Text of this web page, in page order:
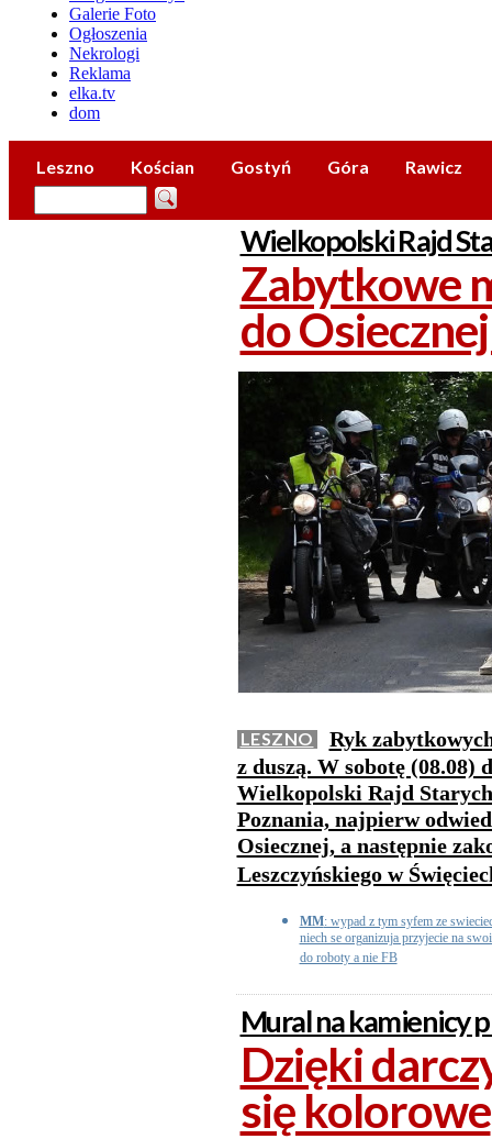
Galerie Foto
Ogłoszenia
Nekrologi
Reklama
elka.tv
dom
Leszno Kościan Gostyń Góra Rawicz
Wielkopolski Rajd
Zabytkowe
do
LESZNO
Ryk
z duszą. W sobotę (08.08)
Wielkopolski Rajd
Poznania, najpierw
Osiecznej, a następnie
Leszczyńskiego w
MM: wypad z tym syfem ze
niech se organizuja przyjecie na
do roboty a nie FB
Mural na kamienicy
Dzięki
się kolorowe